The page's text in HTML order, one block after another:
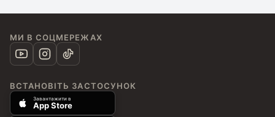
МИ В СОЦМЕРЕЖАХ
ВСТАНОВІТЬ ЗАСТОСУНОК
Завантажити в
App Store